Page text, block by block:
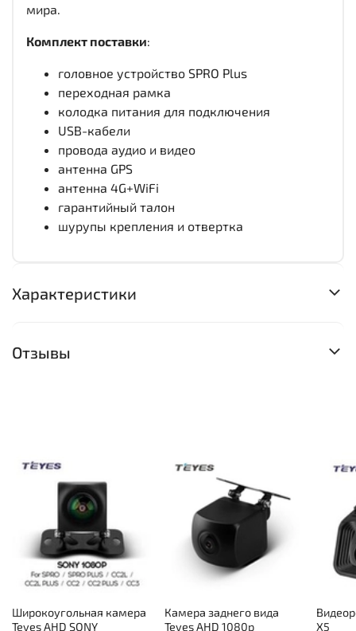
мира.
Комплект поставки:
головное устройство SPRO Plus
переходная рамка
колодка питания для подключения
USB-кабели
провода аудио и видео
антенна GPS
антенна 4G+WiFi
гарантийный талон
шурупы крепления и отвертка
Характеристики
Отзывы
Широкоугольная камера
Teyes AHD SONY
Камера заднего вида
Teyes AHD 1080p
X5